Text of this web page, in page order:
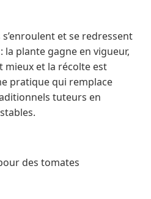
et se redressent
plante gagne en vigueur,
mieux et la récolte est
pratique qui remplace
tuteurs en
des tomates